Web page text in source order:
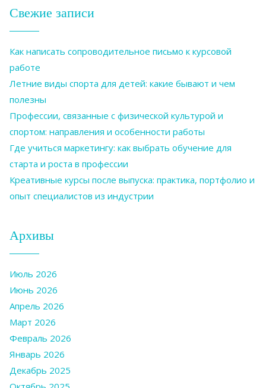
Свежие записи
Как написать сопроводительное письмо к курсовой
работе
Летние виды спорта для детей: какие бывают и чем
полезны
Профессии, связанные с физической культурой и
спортом: направления и особенности работы
Где учиться маркетингу: как выбрать обучение для
старта и роста в профессии
Креативные курсы после выпуска: практика, портфолио и
опыт специалистов из индустрии
Архивы
Июль 2026
Июнь 2026
Апрель 2026
Март 2026
Февраль 2026
Январь 2026
Декабрь 2025